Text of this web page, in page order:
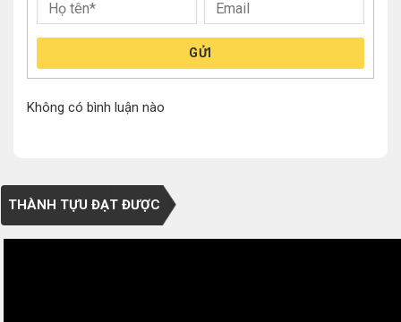
GỬI
Không có bình luận nào
THÀNH TỰU ĐẠT ĐƯỢC